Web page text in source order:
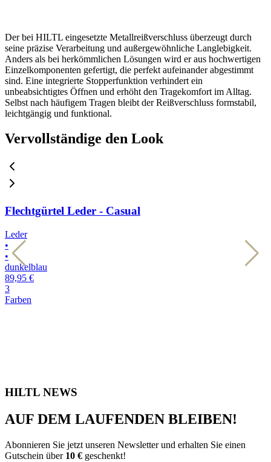
Der bei HILTL eingesetzte Metallreißverschluss überzeugt durch
seine präzise Verarbeitung und außergewöhnliche Langlebigkeit.
Anders als bei herkömmlichen Lösungen wird er aus hochwertigen
Einzelkomponenten gefertigt, die perfekt aufeinander abgestimmt
sind. Eine integrierte Stopperfunktion verhindert ein
unbeabsichtigtes Öffnen und erhöht den Tragekomfort im Alltag.
Selbst nach häufigem Tragen bleibt der Reißverschluss formstabil,
leichtgängig und funktional.
Vervollständige den Look
Flechtgürtel Leder - Casual
Leder
•
•
dunkelblau
89,95 €
3
Farben
HILTL NEWS
AUF DEM LAUFENDEN BLEIBEN!
Abonnieren Sie jetzt unseren Newsletter und erhalten Sie einen
Gutschein über 10 € geschenkt!